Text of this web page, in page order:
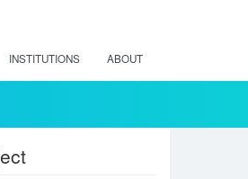
INSTITUTIONS ABOUT